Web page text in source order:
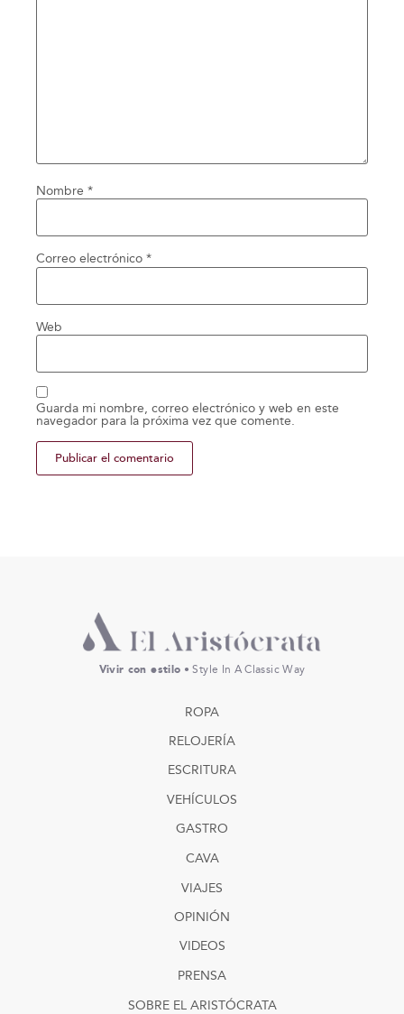
Nombre *
Correo electrónico *
Web
Guarda mi nombre, correo electrónico y web en este
navegador para la próxima vez que comente.
Vivir con estilo • Style In A Classic Way
ROPA
RELOJERÍA
ESCRITURA
VEHÍCULOS
GASTRO
CAVA
VIAJES
OPINIÓN
VIDEOS
PRENSA
SOBRE EL ARISTÓCRATA